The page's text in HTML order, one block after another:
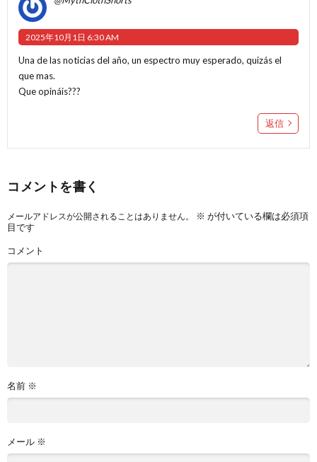
2025年10月1日 6:30 AM
Una de las noticias del año, un espectro muy esperado, quizás el
que mas.
Que opináis???
返信
コメントを書く
メールアドレスが公開されることはありません。 ※ が付いている欄は必須項
目です
コメント
名前 ※
メール ※